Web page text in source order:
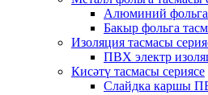
Алюминий фольга
Бакыр фольга
Изоляция тасмасы
ПВХ электр
Кисәтү тасмасы сериясе
Слайдка каршы